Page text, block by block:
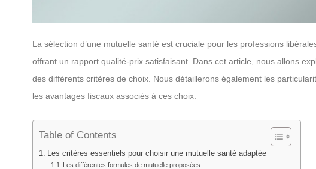
La sélection d’une mutuelle santé est cruciale pour les professions
offrant un rapport qualité-prix satisfaisant. Dans cet article, nous allons
des différents critères de choix. Nous détaillerons également les
les avantages fiscaux associés à ces choix.
Table of Contents
Les critères essentiels pour choisir une mutuelle santé adaptée
Les différentes formules de mutuelle proposées